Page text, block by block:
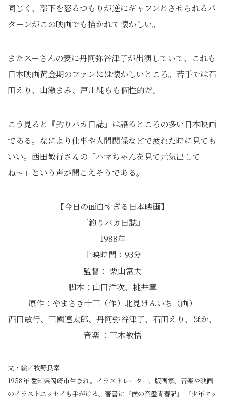
同じく、部下を怒るつもりが逆にギャフンとさせられるパ
ターンがこの映画でも描かれて懐かしい。
またスーさんの妻に丹阿弥谷津子が出演していて、これも
日本映画黄金期のファンには懐かしいところ。若手では石
田えり、山瀬まみ、戸川純らも個性的だ。
こう見ると『釣りバカ日誌』は語るところの多い日本映画
である。なにより仕事や人間関係などで疲れた時に見ても
いい。西田敏行さんの「ハマちゃんを見て元気出して
ね〜」という声が聞こえそうである。
【今日の面白すぎる日本映画】
『釣りバカ日誌』
1988年
上映時間：93分
監督： 栗山富夫
脚本：山田洋次、桃井章
原作：やまさき十三（作）北見けんいち（画）
西田敏行、三國連太郎、丹阿弥谷津子、石田えり、ほか、
音楽 ：三木敏悟
文・絵／牧野良幸
1958年 愛知県岡崎市生まれ。イラストレーター、版画家。音楽や映画
のイラストエッセイも手がける。著書に『僕の音盤青春記』 『少年マッ